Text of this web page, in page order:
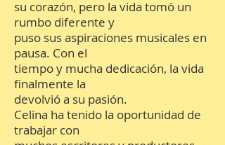
su corazón, pero la vida tomó un
rumbo diferente y
puso sus aspiraciones musicales en
pausa. Con el
tiempo y mucha dedicación, la vida
finalmente la
devolvió a su pasión.
Celina ha tenido la oportunidad de
trabajar con